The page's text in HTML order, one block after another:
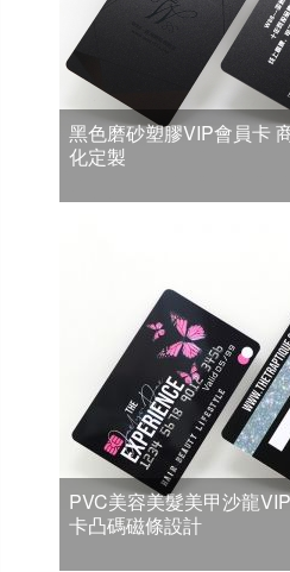
黑色磨砂塑膠VIP會員卡
化定製
PVC美容美髮美甲沙龍
卡凸碼磁條設計